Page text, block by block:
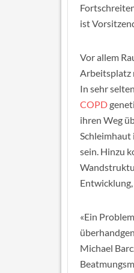
ist
Vor allem
Arbeitsplatz
In sehr
COPD
ihren Weg
Schleimhaut
sein. Hinzu
«Ein
Michael